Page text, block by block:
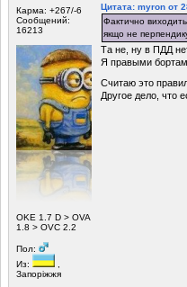
Карма: +267/-6
Сообщений:
16213
ОKE 1.7 D > OVA
1.8 > OVC 2.2
Пол:
Из:
Запоріжжя
Цитата: myron от
Фактично
якщо не
Та не, ну в ПДД
Я правыми
Считаю это
Другое дело, что